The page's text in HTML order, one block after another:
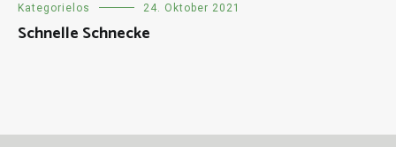
Kategorielos 24. Oktober 2021
Schnelle Schnecke